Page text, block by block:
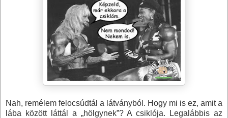
Nah, remélem felocsúdtál a látványból. Hogy mi is ez, amit a
lába között láttál a „hölgynek”? A csiklója. Legalábbis az